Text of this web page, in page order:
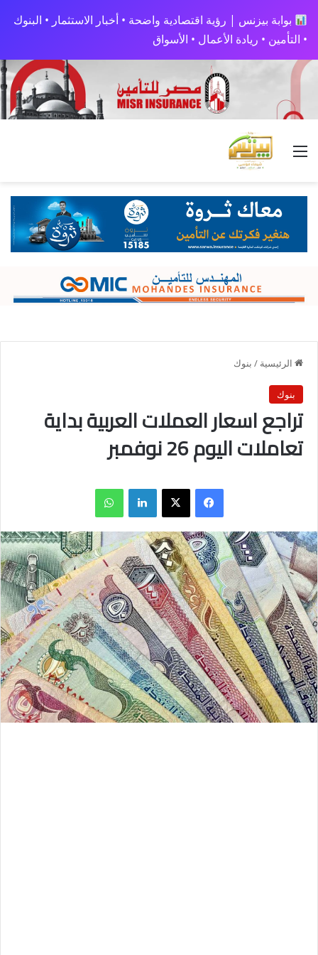
بوابة بيزنس | رؤية اقتصادية واضحة • أخبار الاستثمار • البنوك
• التأمين • ريادة الأعمال • الأسواق
القائمة
الرئيسية / بنوك
بنوك
تراجع اسعار العملات العربية بداية
تعاملات اليوم 26 نوفمبر
فيسبوك X لينكدإن